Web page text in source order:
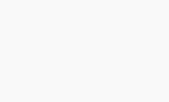
først blei utgitt. Det kan ha